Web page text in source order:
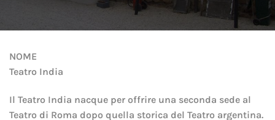
NOME
Teatro India
Il Teatro India nacque per offrire una seconda sede al
Teatro di Roma dopo quella storica del Teatro argentina.